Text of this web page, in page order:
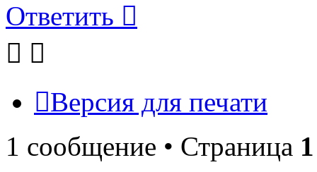
Ответить
Версия для печати
1 сообщение • Страница 1